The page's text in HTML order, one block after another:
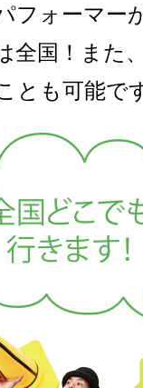
フォーマー
全国！また
とも可能で